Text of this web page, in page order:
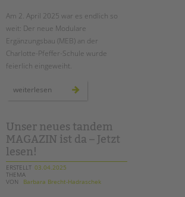
EINGLIEDERUNGSHILFE
BETREUTES WOHNEN
TANDEM BTL AKADEMIE
Zertfikatskurse
Seminarräume
STADTTEILARBEIT
PROFIL | LEITBILD
Am 2. April 2025 war es endlich so
weit: Der neue Modulare
Ergänzungsbau (MEB) an der
Charlotte-Pfeffer-Schule wurde
feierlich eingeweiht.
weiterlesen
modularer
charlotte-
pfeffer-
schule
feierlich
Unser neues tandem
MAGAZIN ist da – Jetzt
lesen!
ERSTELLT 03.04.2025
THEMA
VON
Barbara Brecht-Hadraschek